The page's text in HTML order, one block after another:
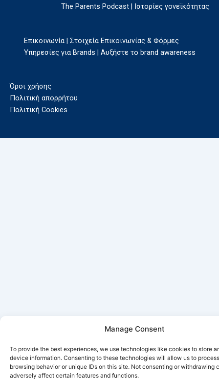
Manage Consent
To provide the best experiences, we use technologies like cookies to store
device information. Consenting to these technologies will allow us to
browsing behavior or unique IDs on this site. Not consenting or withdrawing
adversely affect certain features and functions.
The Parents Podcast | Ιστορίες γονεϊκότητας
Επικοινωνία | Στοιχεία Επικοινωνίας & Φόρμες
Υπηρεσίες για Brands | Αυξήστε το brand awareness
Όροι χρήσης
Πολιτική απορρήτου
Πολιτική Cookies